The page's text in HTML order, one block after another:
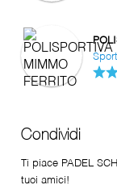
Sport
Condividi
Ti piace PADEL
tuoi amici!